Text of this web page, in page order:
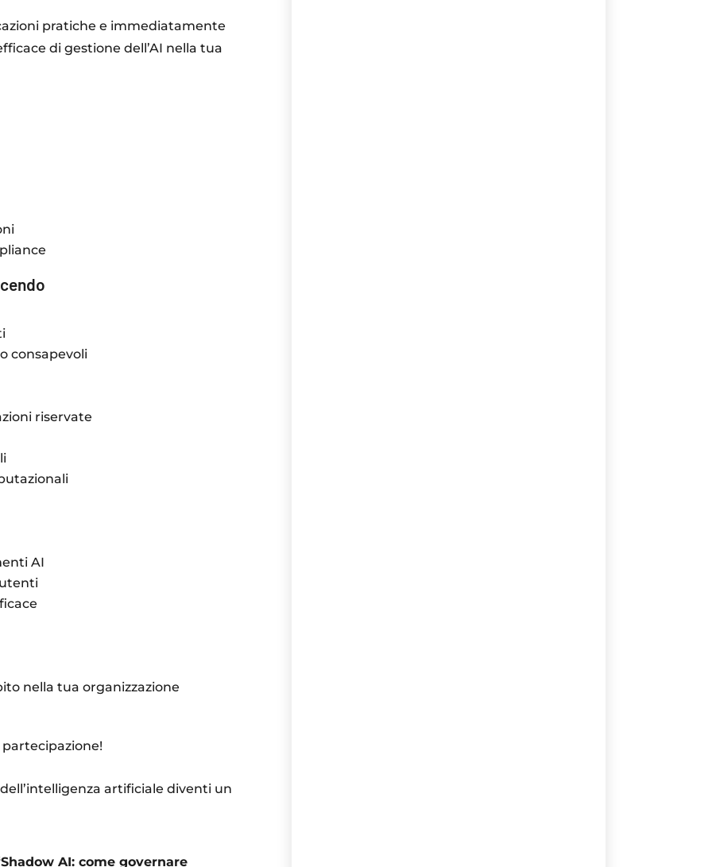
pratiche e immediatamente
di gestione dell’AI nella tua
consapevoli
riservate
AI
nella tua organizzazione
artificiale diventi un
AI: come governare